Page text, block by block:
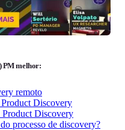
PM melhor:
remoto
Product Discovery
Product Discovery
processo de discovery?